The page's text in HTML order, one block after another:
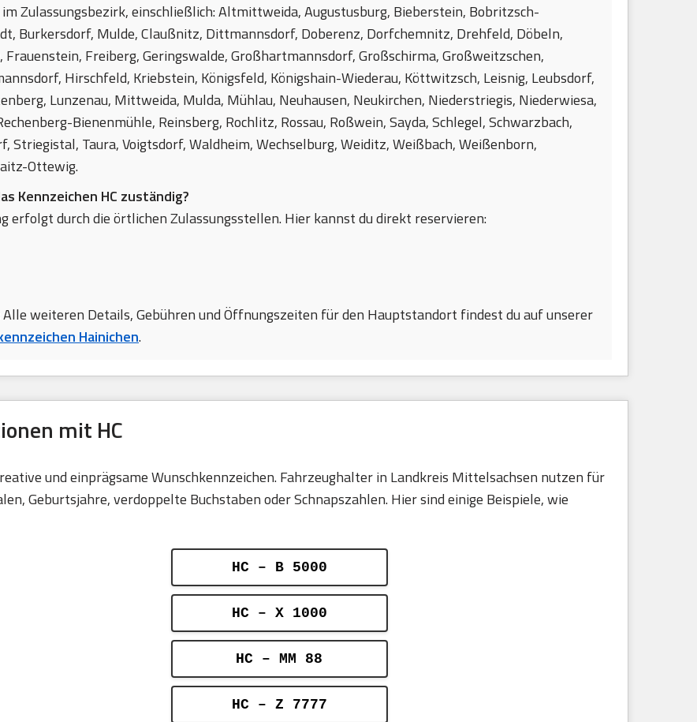
Zulassungsbezirk, einschließlich: Altmittweida, Augustusburg, Bieberstein, Bobritzsch-
Burkersdorf, Mulde, Claußnitz, Dittmannsdorf, Doberenz, Dorfchemnitz, Drehfeld, Döbeln,
Freiberg, Geringswalde, Großhartmannsdorf, Großschirma, Großweitzschen,
Hirschfeld, Kriebstein, Königsfeld, Königshain-Wiederau, Köttwitzsch, Leisnig, Leubsdorf,
Lunzenau, Mittweida, Mulda, Mühlau, Neuhausen, Neukirchen, Niederstriegis, Niederwiesa,
Bienenmühle, Reinsberg, Rochlitz, Rossau, Roßwein, Sayda, Schlegel, Schwarzbach,
Striegistal, Taura, Voigtsdorf, Waldheim, Wechselburg, Weiditz, Weißbach, Weißenborn,
Ottewig.
Kennzeichen HC zuständig?
erfolgt durch die örtlichen Zulassungsstellen. Hier kannst du direkt reservieren:
Alle weiteren Details, Gebühren und Öffnungszeiten für den Hauptstandort findest du auf unserer
Hainichen.
mit HC
und einprägsame Wunschkennzeichen. Fahrzeughalter in Landkreis Mittelsachsen nutzen für
Geburtsjahre, verdoppelte Buchstaben oder Schnapszahlen. Hier sind einige Beispiele, wie
HC – B 5000
HC – X 1000
HC – MM 88
HC – Z 7777